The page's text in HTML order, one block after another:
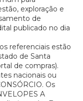
exploração e
de
publicado no dia
referenciais estão
de Santa
de compras).
nacionais ou
Os
A